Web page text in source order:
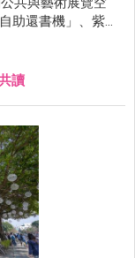
助還書機」、紫外
開放式包廂、包
咖啡廳，都很
讀